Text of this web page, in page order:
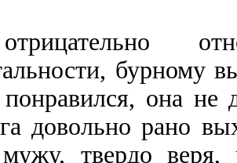
бурному
она
довольно рано
мужу, твердо